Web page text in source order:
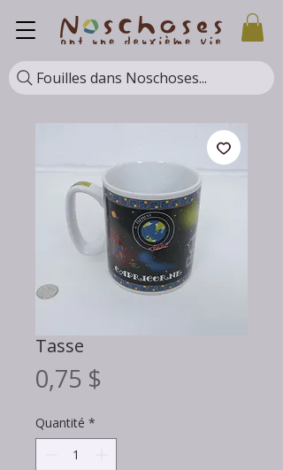
Fouilles dans Noschoses...
Tasse
0,75 $
Quantité *